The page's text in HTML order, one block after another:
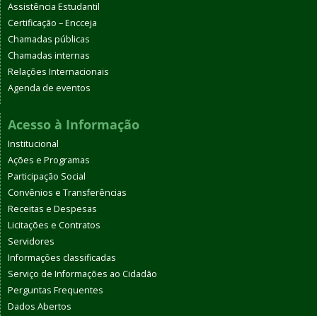
Assistência Estudantil
Certificação – Encceja
Chamadas públicas
Chamadas internas
Relações Internacionais
Agenda de eventos
Acesso à Informação
Institucional
Ações e Programas
Participação Social
Convênios e Transferências
Receitas e Despesas
Licitações e Contratos
Servidores
Informações classificadas
Serviço de Informações ao Cidadão
Perguntas Frequentes
Dados Abertos